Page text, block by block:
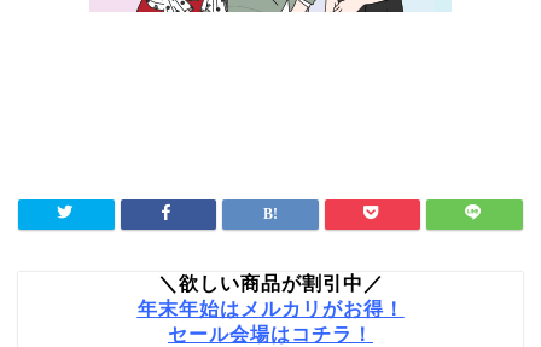
＼欲しい商品が割引中／
年末年始はメルカリがお得！
セール会場はコチラ！